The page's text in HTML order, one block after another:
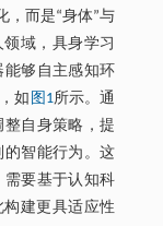
，而是“身体”与
域，具身学习
够自主感知环
如 图1所示。通
自身策略，提
智能行为。这
需要基于认知科
建更具适应性